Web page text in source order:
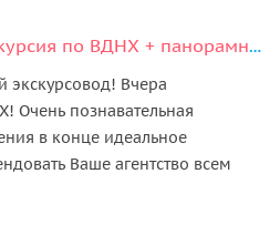
«Солнце Москвы»: экскурсия по ВДНХ + панорамный полёт над ВДНХ и столицей
экскурсовод! Вчера
Очень познавательная
в конце идеальное
Ваше агентство всем